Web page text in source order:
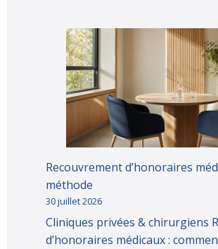
Recouvrement d’honoraires
méthode
30 juillet 2026
Cliniques privées & chirurgiens
d’honoraires médicaux :